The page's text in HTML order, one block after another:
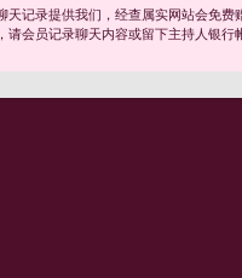
记录提供我们，经查属实网站会免费
会员记录聊天内容或留下主持人银